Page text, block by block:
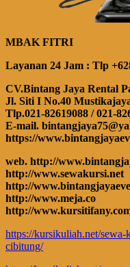
MBAK FITRI
Layanan 24 Jam : Tlp
CV.Bintang Jaya Rental
Jl. Siti I No.40
Tlp.021-82619088 / 021-
E-mail.
https://
web. http://
http://www.sewakursi.net
http://
http://www.meja.co
http://
https://kursikuliah.net/sewa-
cibitung/